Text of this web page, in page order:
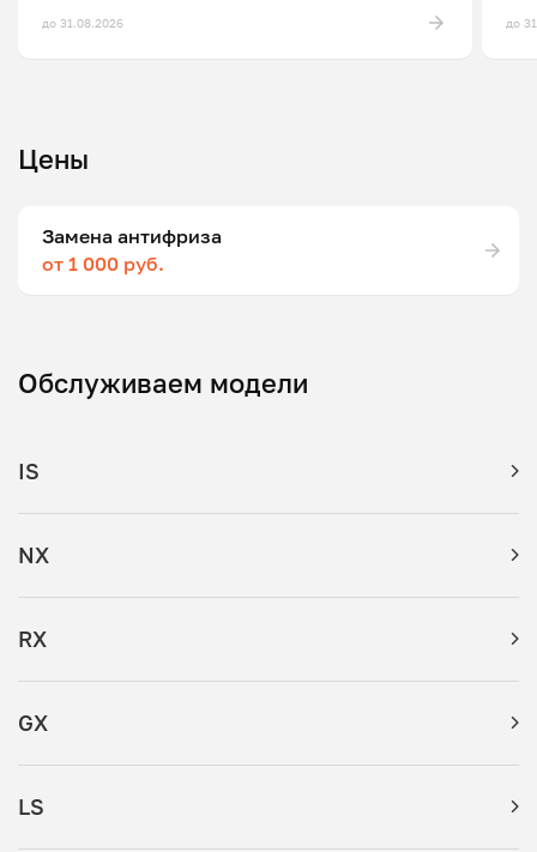
до 31.08.2026 до
Цены
Замена антифриза
от 1 000 руб.
Обслуживаем модели
IS
NX
RX
GX
LS